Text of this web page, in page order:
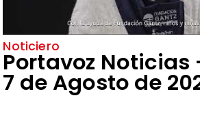
Noticiero
Portavoz Noticias
7 de Agosto de